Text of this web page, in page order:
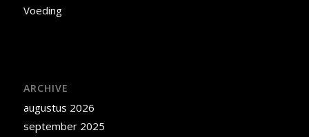
Voeding
ARCHIVE
augustus 2026
september 2025